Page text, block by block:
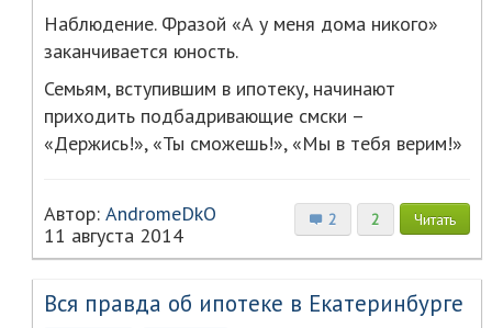
Наблюдение. Фразой «А у меня дома никого»
заканчивается юность.
Семьям, вступившим в ипотеку, начинают
приходить подбадривающие смски –
«Держись!», «Ты сможешь!», «Мы в тебя верим!»
2 2 Читать
Автор: AndromeDkO
11 августа 2014
Вся правда об ипотеке в Екатеринбурге